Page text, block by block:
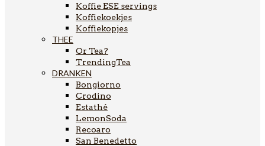
Koffie ESE servings
Koffiekoekjes
Koffiekopjes
THEE
Or Tea?
TrendingTea
DRANKEN
Bongiorno
Crodino
Estathé
LemonSoda
Recoaro
San Benedetto